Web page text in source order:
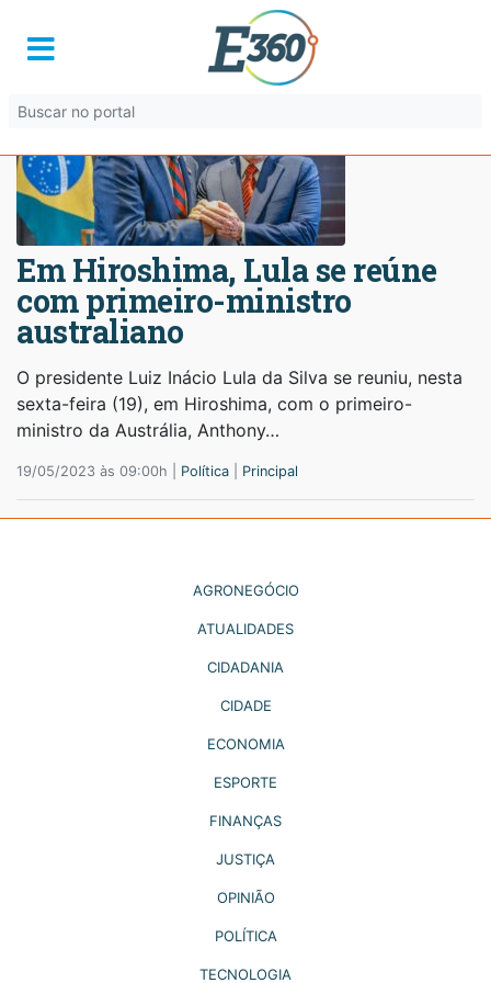
Em Hiroshima, Lula se reúne
com primeiro-ministro
australiano
O presidente Luiz Inácio Lula da Silva se reuniu, nesta
sexta-feira (19), em Hiroshima, com o primeiro-
ministro da Austrália, Anthony…
19/05/2023 às 09:00h | Política Principal
AGRONEGÓCIO
ATUALIDADES
CIDADANIA
CIDADE
ECONOMIA
ESPORTE
FINANÇAS
JUSTIÇA
OPINIÃO
POLÍTICA
TECNOLOGIA